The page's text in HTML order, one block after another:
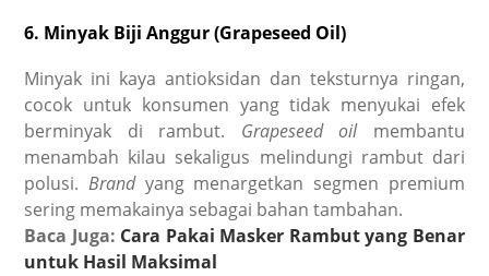
6. Minyak Biji Anggur (Grapeseed Oil)
Minyak ini kaya antioksidan dan teksturnya ringan,
cocok untuk konsumen yang tidak menyukai efek
berminyak di rambut. Grapeseed oil membantu
menambah kilau sekaligus melindungi rambut dari
polusi.Brandyang menargetkan segmen premium
sering memakainya sebagai bahan tambahan.
Baca Juga: Cara Pakai Masker Rambut yang Benar
untuk Hasil Maksimal